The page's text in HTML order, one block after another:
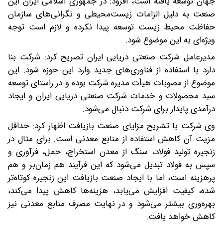
صنعت به دلیل الزامات زیست‌محیطی و نگرانی‌های سازمان
حفاظت محیط زیست توسعه پیدا نکرده و لازم است توجه
ویژه‌ای به این موضوع شود.
مدیرعامل شرکت صنعتی دریایی ایران تصریح کرد: شرکت بنا
دارد با استفاده از فناوری‌های جدید وارد این حوزه شود. این
موضوع از مصوبات هیأت مدیره شرکت بوده و در راستای توسعه
سبد محصولات و خدمات شرکت صنعتی دریایی ایران و ایجاد
درآمدی پایدار برای شرکت دنبال می‌شود.
وی شرکت با تشریح مزایای صنعت بازیافت اظهار کرد: حداقل
مزیت آن کاهش استفاده از منابع معدنی است. برای مثال در
زنجیره تولید فولاد، سنگ از معدن استخراج، حمل، فرآوری و
سپس به فولاد تبدیل می‌شود که این فرآیند هم زمان‌بر و هم
پرهزینه است، اما با ایجاد صنعت بازیافت این زنجیره کوتاه‌تر
شده، کیفیت افزایش می‌یابد، هزینه‌ها کاهش پیدا می‌کند،
بهره‌وری بیشتر می‌شود و در نهایت مصرف منابع معدنی نیز
کاهش خواهد یافت.